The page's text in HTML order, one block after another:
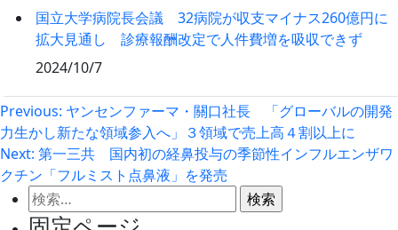
国立大学病院長会議 32病院が収支マイナス260億円に
拡大見通し 診療報酬改定で人件費増を吸収できず
2024/10/7
投
稿
ナ
ビ
ゲ
Previous: ヤンセンファーマ・關口社長 「グローバルの開発
力生かし新たな領域参入へ」３領域で売上高４割以上に
Next: 第一三共 国内初の経鼻投与の季節性インフルエンザワ
クチン「フルミスト点鼻液」を発売
検
索: